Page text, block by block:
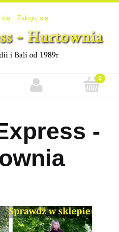
się Zaloguj się
-